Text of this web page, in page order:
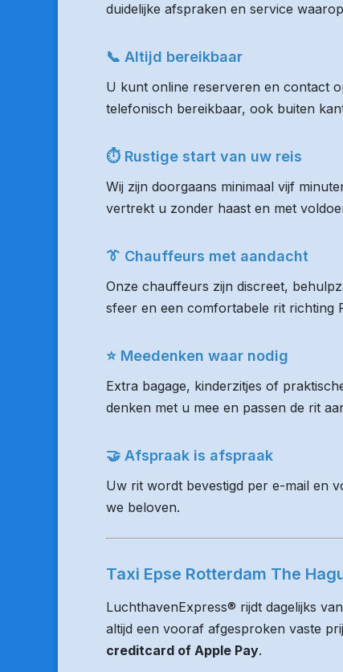
duidelijke afspraken en service
📞 Altijd bereikbaar
U kunt online reserveren en contact
telefonisch bereikbaar, ook buiten
⏱ Rustige start van uw reis
Wij zijn doorgaans minimaal vijf
vertrekt u zonder haast en met
👔 Chauffeurs met aandacht
Onze chauffeurs zijn discreet,
sfeer en een comfortabele rit richting
⭐ Meedenken waar nodig
Extra bagage, kinderzitjes of
denken met u mee en passen de rit
🤝 Afspraak is afspraak
Uw rit wordt bevestigd per e-mail en
we beloven.
Taxi Epse Rotterdam The
LuchthavenExpress® rijdt dagelijks
altijd een vooraf afgesproken vaste
creditcard of Apple Pay.